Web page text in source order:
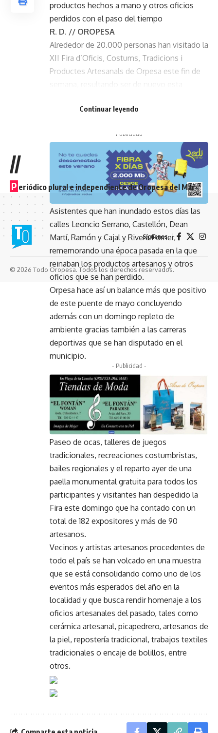
productos hechos a mano y otros oficios
perdidos con el paso del tiempo
R. D. // OROPESA
Alrededor de 20.000 personas han visitado la
XII Fira d’Oficis, Costums, Tradicions i
Productes Artesanals de Orpesa este fin de
atrayendo a multitud de visitantes hasta el
- Publicidad -
Asistentes que han inundado estos días las
calles Leoncio Serrano, Castellón, Dean
Martí, Ramón y Cajal y Rivera Forner,
rememorando una época pasada en la que
reinaban los productos artesanos y otros
oficios que se han perdido.
Orpesa hace así un balance más que positivo
de este puente de mayo concluyendo
además con un domingo repleto de
ambiente gracias también a las carreras
deportivas que se han disputado en el
municipio.
- Publicidad -
Paseo de ocas, talleres de juegos
tradicionales, recreaciones costumbristas,
bailes regionales y el reparto ayer de una
paella monumental gratuita para todos los
participantes y visitantes han despedido la
Fira este domingo que ha contado con un
total de 182 expositores y más de 90
artesanos.
Vecinos y artistas artesanos procedentes de
todo el país se han volcado en una muestra
que se está consolidando como uno de los
eventos más esperados del año en la
localidad y que busca rendir homenaje a los
oficios artesanales del pasado, tales como
cerámica artesanal, picapedrero, artesanos de
la piel, repostería tradicional, trabajos textiles
tradicionales o encaje de bolillos, entre
otros.
Continuar leyendo
//
P eriódico plural e independiente de Oropesa del Mar
Síguenos
© 2026 Todo Oropesa. Todos los derechos reservados.